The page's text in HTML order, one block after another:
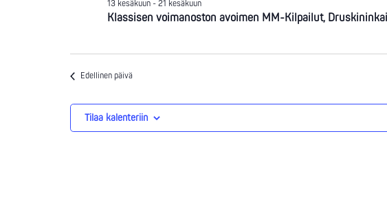
Klassisen voimanoston avoimen MM-Kilpailut,
13 kesäkuun - 21 kesäkuun
Edellinen päivä
Tilaa kalenteriin